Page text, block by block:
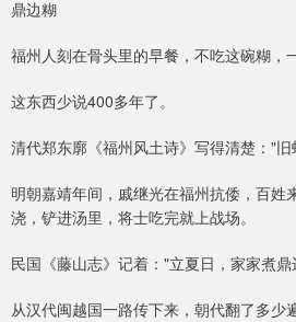
鼎边糊
福州人刻在骨头里的早餐，不吃这碗糊，
这东西少说400多年了。
清代郑东廓《福州风土诗》写得清楚："
明朝嘉靖年间，戚继光在福州抗倭，百姓
浇，铲进汤里，将士吃完就上战场。
民国《藤山志》记着："立夏日，家家煮
从汉代闽越国一路传下来，朝代翻了多少